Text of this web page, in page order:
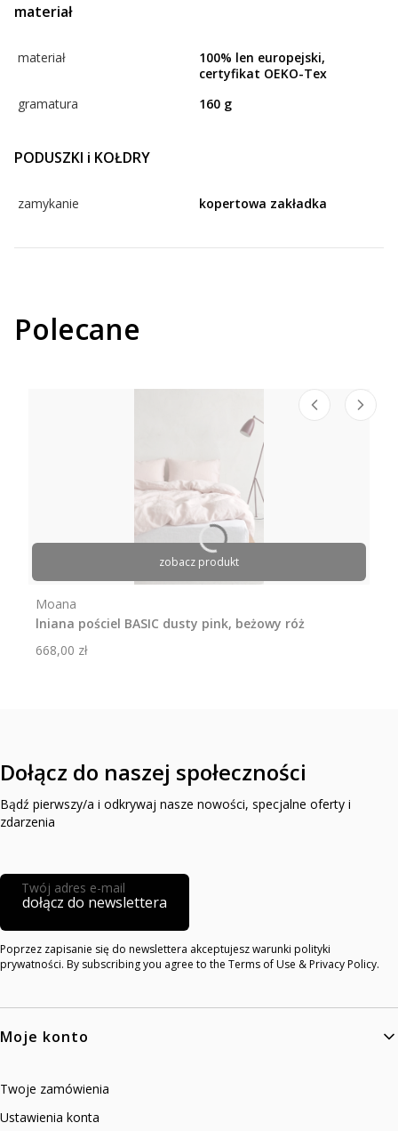
materiał
materiał
100% len europejski,
certyfikat OEKO-Tex
gramatura
160 g
PODUSZKI i KOŁDRY
zamykanie kopertowa zakładka
Polecane
zobacz produkt
lniana pościel BASIC dusty pink, beżowy róż
Producent
Moana
Cena
668,00 zł
Dołącz do naszej społeczności
Bądź pierwszy/a i odkrywaj nasze nowości, specjalne oferty i
zdarzenia
Twój adres e-mail
dołącz do newslettera
Poprzez zapisanie się do newslettera akceptujesz warunki polityki
prywatności. By subscribing you agree to the Terms of Use & Privacy Policy.
Linki w stopce
Moje konto
Twoje zamówienia
Ustawienia konta